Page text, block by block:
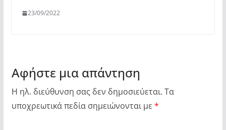
23/09/2022
Αφήστε μια απάντηση
Η ηλ. διεύθυνση σας δεν δημοσιεύεται. Τα
υποχρεωτικά πεδία σημειώνονται με *